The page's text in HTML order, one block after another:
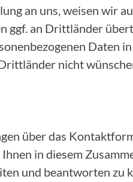
an uns, weisen wir
ggf. an Drittländer
Daten
nicht
über das
in diesem
und beantworten zu